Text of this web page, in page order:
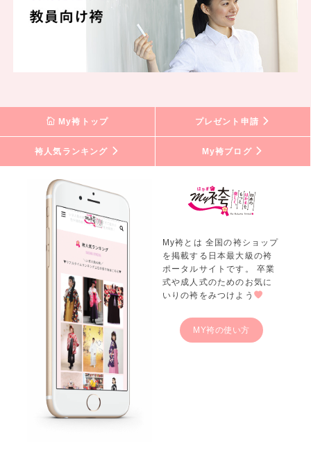
キモノハーツでは試着だけのご来店も大歓迎です。
気になる袴を見つけたらお気軽にご予約ください！
成人式振袖レンタル・購入は下記店舗にて♪
キモノハーツ 札幌 / kimono hearts Sapporo
キモノハーツ 東京 / 池袋
キモノハーツ 東京 / 渋谷
キモノハーツ 東京 / 立川
キモノハーツ 東京 / 町田
キモノハーツ さいたま 新都心 / GMOアリーナさいたま隣接けやきひ
ろば内
キモノハーツ 横浜
キモノハーツ 武蔵小杉
キモノハーツ 海老名
キモノハーツ 相模大野
キモノハーツ 新横浜
表参道 別蔵 / 志染庵 by kimono hearts
キモノハーツ Fulierte / 名古屋
My袴トップ プレゼント申請
袴人気ランキング My袴ブログ
My袴とは 全国の袴ショップ
を掲載する日本最大級の袴
ポータルサイトです。 卒業
式や成人式のためのお気に
いりの袴をみつけよう
MY袴の使い方